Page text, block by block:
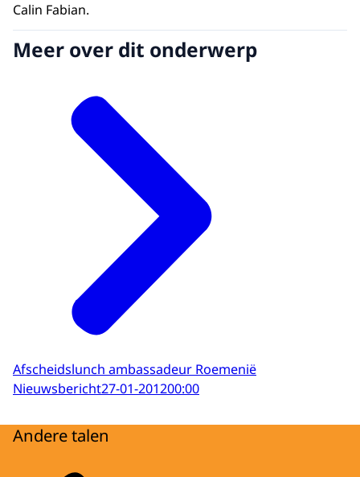
Calin Fabian.
Meer over dit onderwerp
Afscheidslunch ambassadeur Roemenië
Nieuwsbericht27-01-201200:00
Andere talen